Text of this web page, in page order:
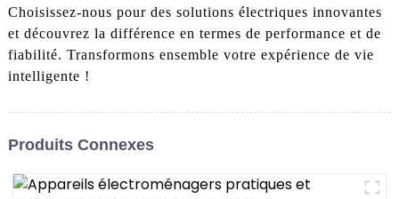
Choisissez-nous pour des solutions électriques innovantes
et découvrez la différence en termes de performance et de
fiabilité. Transformons ensemble votre expérience de vie
intelligente !
Produits Connexes